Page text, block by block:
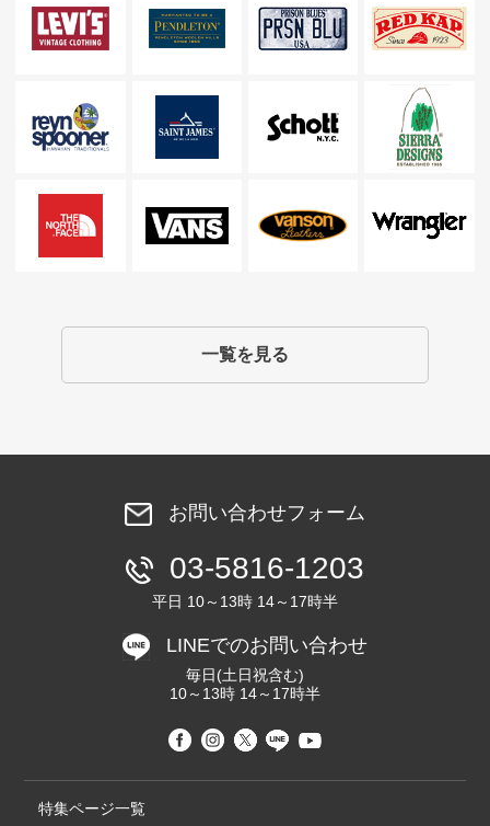
一覧を見る
お問い合わせフォーム
03-5816-1203
平日 10～13時 14～17時半
LINEでのお問い合わせ
毎日(土日祝含む)
10～13時 14～17時半
特集ページ一覧